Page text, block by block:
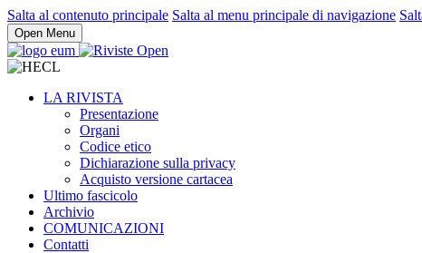
Salta al contenuto principale Salta al menu principale di navigazione
Open Menu
LA RIVISTA
Presentazione
Organi
Codice etico
Dichiarazione sulla privacy
Acquisto versione cartacea
Ultimo fascicolo
Archivio
COMUNICAZIONI
Contatti